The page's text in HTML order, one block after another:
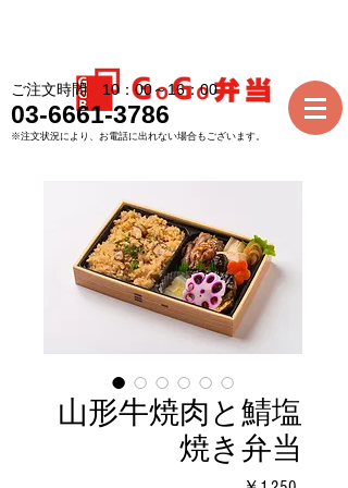
ご注文時間 10：00～16：00
03-6661-3786
※注文状況により、お電話に出れない場合もございます。
山形牛焼肉と鯖塩
焼き弁当